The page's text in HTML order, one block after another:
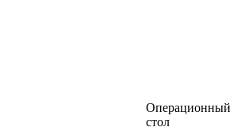
Операционный
стол